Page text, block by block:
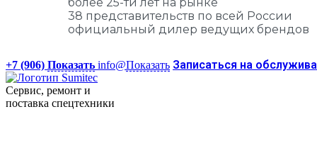
38 представительств по всей России
официальный дилер ведущих брендов
+7 (906) Показать info@Показать Записаться на
Сервис, ремонт и
поставка спецтехники